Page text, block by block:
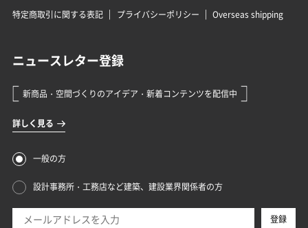
特定商取引に関する表記
プライバシーポリシー Overseas shipping